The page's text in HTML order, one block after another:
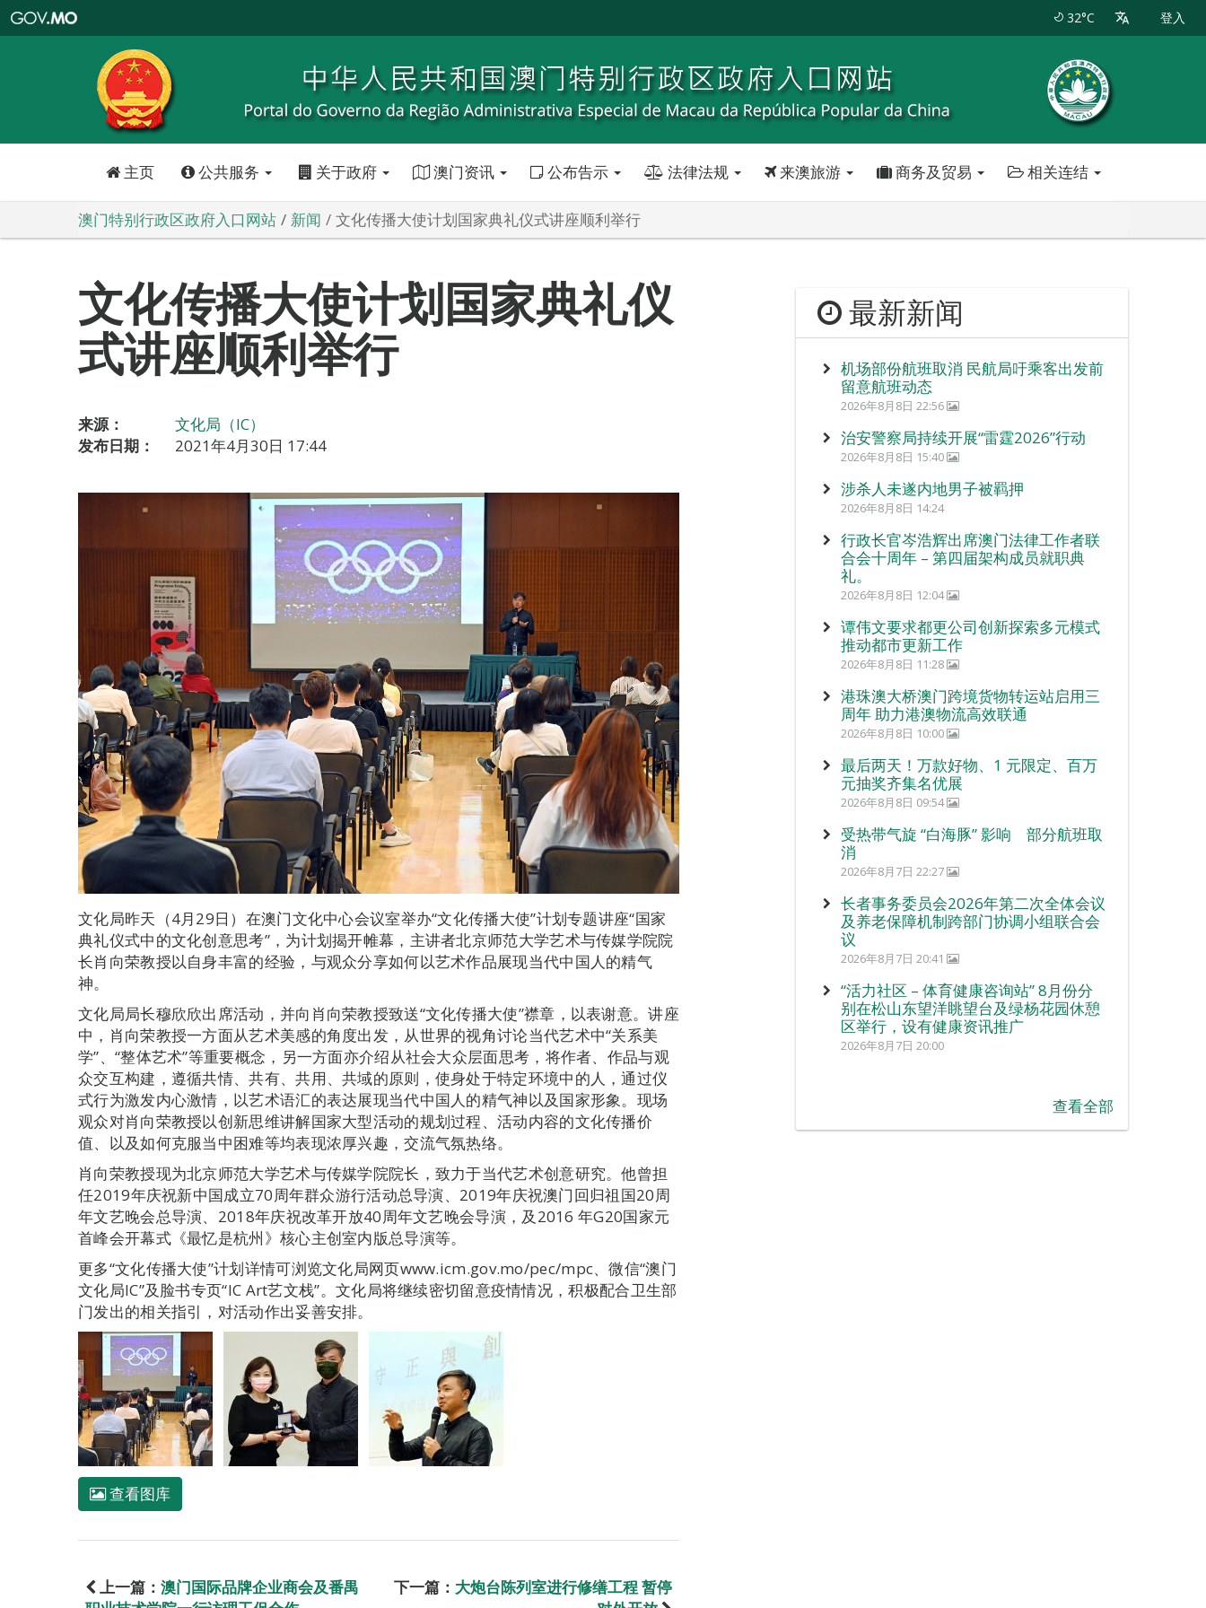
特
政
区
政
口
32°C 登入
主页 公共服务 关于政府 澳门资讯 公布告示 法律法规 来澳旅游 商务及贸易 相关连结
澳门特别行政区政府入口网站 新闻 文化传播大使计划国家典礼仪式讲座顺利举行
文化传播大使计划国家典礼仪
式讲座顺利举行
来源：
文化局（IC）
发布日期：
2021年4月30日 17:44
文化局昨天（4月29日）在澳门文化中心会议室举办“文化传播大使”计划专题讲座“国家
典礼仪式中的文化创意思考”，为计划揭开帷幕，主讲者北京师范大学艺术与传媒学院院
长肖向荣教授以自身丰富的经验，与观众分享如何以艺术作品展现当代中国人的精气
神。
文化局局长穆欣欣出席活动，并向肖向荣教授致送“文化传播大使”襟章，以表谢意。讲座
中，肖向荣教授一方面从艺术美感的角度出发，从世界的视角讨论当代艺术中“关系美
学”、“整体艺术”等重要概念，另一方面亦介绍从社会大众层面思考，将作者、作品与观
众交互构建，遵循共情、共有、共用、共域的原则，使身处于特定环境中的人，通过仪
式行为激发内心激情，以艺术语汇的表达展现当代中国人的精气神以及国家形象。现场
观众对肖向荣教授以创新思维讲解国家大型活动的规划过程、活动内容的文化传播价
值、以及如何克服当中困难等均表现浓厚兴趣，交流气氛热络。
肖向荣教授现为北京师范大学艺术与传媒学院院长，致力于当代艺术创意研究。他曾担
任2019年庆祝新中国成立70周年群众游行活动总导演、2019年庆祝澳门回归祖国20周
年文艺晚会总导演、2018年庆祝改革开放40周年文艺晚会导演，及2016 年G20国家元
首峰会开幕式《最忆是杭州》核心主创室内版总导演等。
更多“文化传播大使”计划详情可浏览文化局网页www.icm.gov.mo/pec/mpc、微信“澳门
文化局IC”及脸书专页“IC Art艺文栈”。文化局将继续密切留意疫情情况，积极配合卫生部
门发出的相关指引，对活动作出妥善安排。
查看图库
上一篇： 澳门国际品牌企业商会及番禺
下一篇： 大炮台陈列室进行修缮工程 暂停
最新新闻
机场部份航班取消 民航局吁乘客出发前
留意航班动态
2026年8月8日 22:56
治安警察局持续开展“雷霆2026”行动
2026年8月8日 15:40
涉杀人未遂内地男子被羁押
2026年8月8日 14:24
行政长官岑浩辉出席澳门法律工作者联
合会十周年 – 第四届架构成员就职典
礼。
2026年8月8日 12:04
谭伟文要求都更公司创新探索多元模式
推动都市更新工作
2026年8月8日 11:28
港珠澳大桥澳门跨境货物转运站启用三
周年 助力港澳物流高效联通
2026年8月8日 10:00
最后两天！万款好物、1 元限定、百万
元抽奖齐集名优展
2026年8月8日 09:54
受热带气旋 “白海豚” 影响 部分航班取
消
2026年8月7日 22:27
长者事务委员会2026年第二次全体会议
及养老保障机制跨部门协调小组联合会
议
2026年8月7日 20:41
“活力社区 – 体育健康咨询站” 8月份分
别在松山东望洋眺望台及绿杨花园休憩
区举行，设有健康资讯推广
2026年8月7日 20:00
查看全部